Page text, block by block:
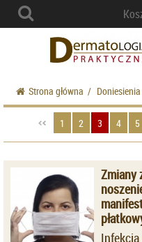
Strona główna /
1 2 3 4 5
Zmiany